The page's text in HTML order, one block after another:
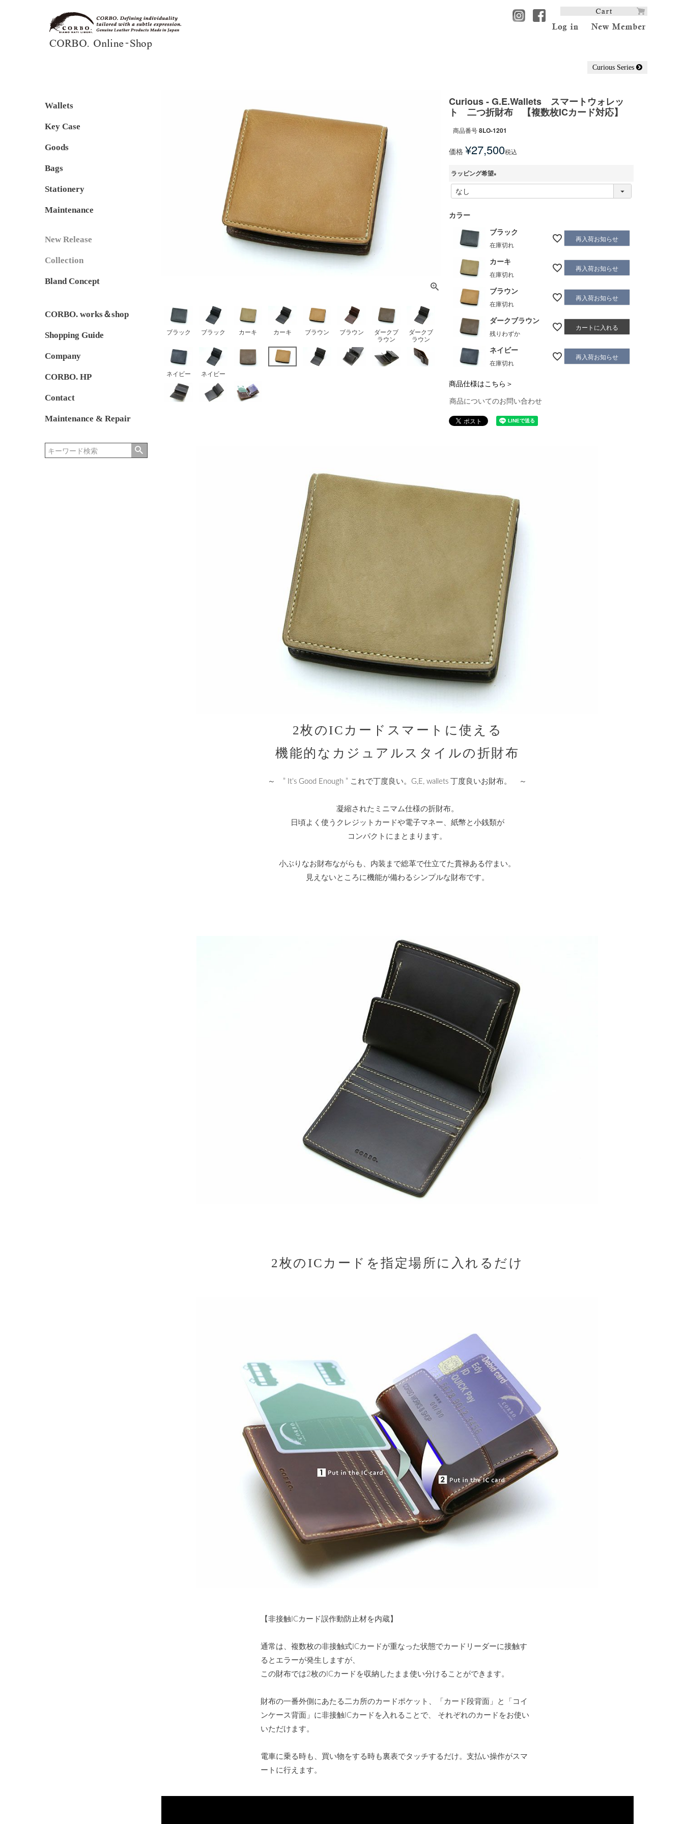
Curious Series
Wallets
Key Case
Goods
Bags
Stationery
Maintenance
New Release
Collection
Bland Concept
CORBO. works＆shop
Shopping Guide
Company
CORBO. HP
Contact
Maintenance & Repair
ブラック ブラック カーキ カーキ ブラウン ブラウン
ダークブ
ラウン
ダークブ
ラウン
ネイビー ネイビー
Curious - G.E.Wallets スマートウォレッ
ト 二つ折財布 【複数枚ICカード対応】
商品番号8LO-1201
価格 ¥27,500税込
ラッピング希望
必
カラー
ブラック
在庫切れ
再入荷お知らせ
カーキ
在庫切れ
再入荷お知らせ
ブラウン
在庫切れ
再入荷お知らせ
ダークブラウン
残りわずか
カートに入れる
ネイビー
在庫切れ
再入荷お知らせ
商品仕様はこちら＞
商品についてのお問い合わせ
2枚のICカードスマートに使える
機能的なカジュアルスタイルの折財布
～ ” It’s Good Enough ” これで丁度良い。G,E, wallets 丁度良いお財布。 ～
凝縮されたミニマム仕様の折財布。
日頃よく使うクレジットカードや電子マネー、紙幣と小銭類が
コンパクトにまとまります。
小ぶりなお財布ながらも、内装まで総革で仕立てた貫禄ある佇まい。
見えないところに機能が備わるシンプルな財布です。
2枚のICカードを指定場所に入れるだけ
【非接触ICカード誤作動防止材を内蔵】
通常は、複数枚の非接触式ICカードが重なった状態でカードリーダーに接触す
るとエラーが発生しますが、
この財布では2枚のICカードを収納したまま使い分けることができます。
財布の一番外側にあたる二カ所のカードポケット、「カード段背面」と「コイ
ンケース背面」に非接触ICカードを入れることで、 それぞれのカードをお使い
いただけます。
電車に乗る時も、買い物をする時も裏表でタッチするだけ。支払い操作がスマ
ートに行えます。